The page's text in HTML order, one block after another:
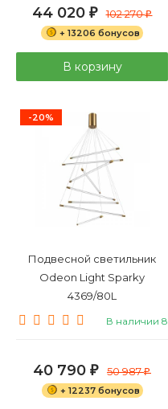
44 020 ₽ 102 270₽
+ 13206 бонусов
В корзину
-20%
Подвесной светильник
Odeon Light Sparky
4369/80L
В наличии 8
40 790 ₽ 50 987₽
+ 12237 бонусов